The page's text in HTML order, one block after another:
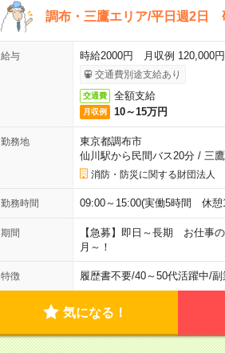
調布・三鷹エリア/平日週2日
給与 時給2000円 月収例 120,000円
交通費別途支給あり
交通費 全額支給
月収例 10～15万円
勤務地
東京都調布市
仙川駅から民間バス20分/ 三
消防・防災に関する財団法人
勤務時間 09:00～15:00(実働5時間 休
期間
【急募】即日～長期 お仕事
月～！
特徴 履歴書不要/40～50代活躍中/副
気になる！